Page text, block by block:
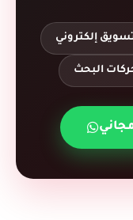
إلكتروني
البحث